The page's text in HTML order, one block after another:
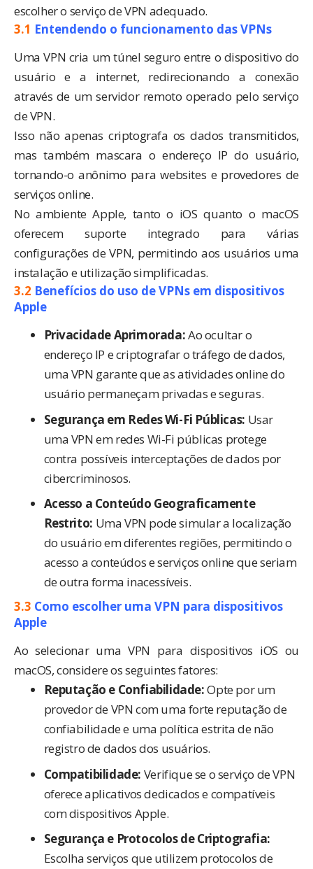
escolher o serviço de VPN adequado.
3.1 Entendendo o funcionamento das VPNs
Uma VPN cria um túnel seguro entre o dispositivo do
usuário e a internet, redirecionando a conexão
através de um servidor remoto operado pelo serviço
de VPN.
Isso não apenas criptografa os dados transmitidos,
mas também mascara o endereço IP do usuário,
tornando-o anônimo para websites e provedores de
serviços online.
No ambiente Apple, tanto o iOS quanto o macOS
oferecem suporte integrado para várias
configurações de VPN, permitindo aos usuários uma
instalação e utilização simplificadas.
3.2 Benefícios do uso de VPNs em dispositivos
Apple
Privacidade Aprimorada:Ao ocultar o
endereço IP e criptografar o tráfego de dados,
uma VPN garante que as atividades online do
usuário permaneçam privadas e seguras.
Segurança em Redes Wi-Fi Públicas: Usar
uma VPN em redes Wi-Fi públicas protege
contra possíveis interceptações de dados por
cibercriminosos.
Acesso a Conteúdo Geograficamente
Restrito: Uma VPN pode simular a localização
do usuário em diferentes regiões, permitindo o
acesso a conteúdos e serviços online que seriam
de outra forma inacessíveis.
3.3 Como escolher uma VPN para dispositivos
Apple
Ao selecionar uma VPN para dispositivos iOS ou
macOS, considere os seguintes fatores:
Reputação e Confiabilidade:Opte por um
provedor de VPN com uma forte reputação de
confiabilidade e uma política estrita de não
registro de dados dos usuários.
Compatibilidade: Verifique se o serviço de VPN
oferece aplicativos dedicados e compatíveis
com dispositivos Apple.
Segurança e Protocolos de Criptografia:
Escolha serviços que utilizem protocolos de